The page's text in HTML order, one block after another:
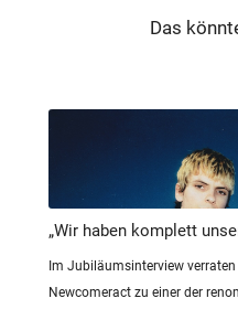
Das
„Wir haben komplett
Im Jubiläumsinterview
Newcomeract zu einer der